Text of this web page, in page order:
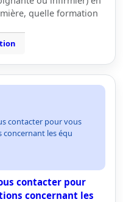
quelle formation
contacter pour vous
les équ
contacter pour
concernant les